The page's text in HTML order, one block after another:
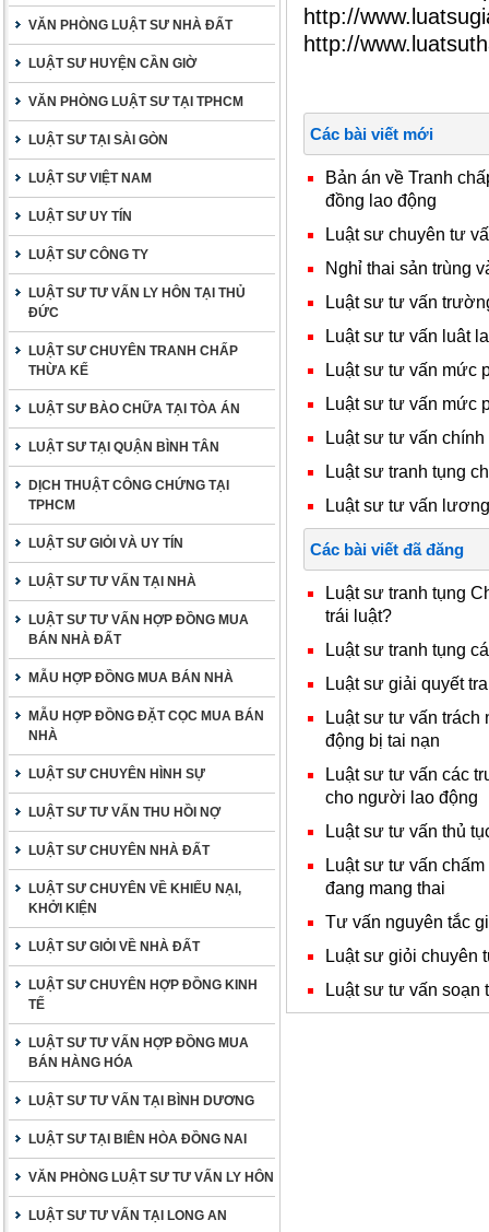
VĂN PHÒNG LUẬT SƯ NHÀ ĐẤT
LUẬT SƯ HUYỆN CẦN GIỜ
VĂN PHÒNG LUẬT SƯ TẠI TPHCM
LUẬT SƯ TẠI SÀI GÒN
LUẬT SƯ VIỆT NAM
LUẬT SƯ UY TÍN
LUẬT SƯ CÔNG TY
LUẬT SƯ TƯ VẤN LY HÔN TẠI THỦ
ĐỨC
LUẬT SƯ CHUYÊN TRANH CHẤP
THỪA KẾ
LUẬT SƯ BÀO CHỮA TẠI TÒA ÁN
LUẬT SƯ TẠI QUẬN BÌNH TÂN
DỊCH THUẬT CÔNG CHỨNG TẠI
TPHCM
LUẬT SƯ GIỎI VÀ UY TÍN
LUẬT SƯ TƯ VẤN TẠI NHÀ
LUẬT SƯ TƯ VẤN HỢP ĐỒNG MUA
BÁN NHÀ ĐẤT
MẪU HỢP ĐỒNG MUA BÁN NHÀ
MẪU HỢP ĐỒNG ĐẶT CỌC MUA BÁN
NHÀ
LUẬT SƯ CHUYÊN HÌNH SỰ
LUẬT SƯ TƯ VẤN THU HỒI NỢ
LUẬT SƯ CHUYÊN NHÀ ĐẤT
LUẬT SƯ CHUYÊN VỀ KHIẾU NẠI,
KHỞI KIỆN
LUẬT SƯ GIỎI VỀ NHÀ ĐẤT
LUẬT SƯ CHUYÊN HỢP ĐỒNG KINH
TẾ
LUẬT SƯ TƯ VẤN HỢP ĐỒNG MUA
BÁN HÀNG HÓA
LUẬT SƯ TƯ VẤN TẠI BÌNH DƯƠNG
LUẬT SƯ TẠI BIÊN HÒA ĐỒNG NAI
VĂN PHÒNG LUẬT SƯ TƯ VẤN LY HÔN
LUẬT SƯ TƯ VẤN TẠI LONG AN
http://
http://
Các bài viết mới
Bản án về Tranh
đồng lao động
Luật sư chuyên tư
Nghỉ thai sản trùng
Luật sư tư vấn
Luật sư tư vấn luât
Luật sư tư vấn mức
Luật sư tư vấn mức
Luật sư tư vấn
Luật sư tranh tụng
Luật sư tư vấn
Các bài viết đã đăng
Luật sư tranh tụng
trái luật?
Luật sư tranh tụng
Luật sư giải quyết
Luật sư tư vấn
động bị tai nạn
Luật sư tư vấn các
cho người lao động
Luật sư tư vấn thủ
Luật sư tư vấn
đang mang thai
Tư vấn nguyên tắc
Luật sư giỏi chuyên
Luật sư tư vấn soạn